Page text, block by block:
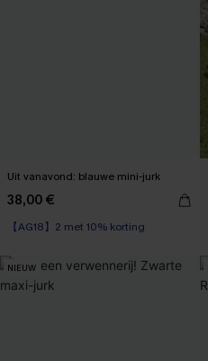
Uit vanavond: blauwe mini-jurk
38,00 €
【AG18】2 met 10% korting
NIEUW